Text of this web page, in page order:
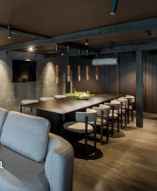
のマチヤAIで
約についてご